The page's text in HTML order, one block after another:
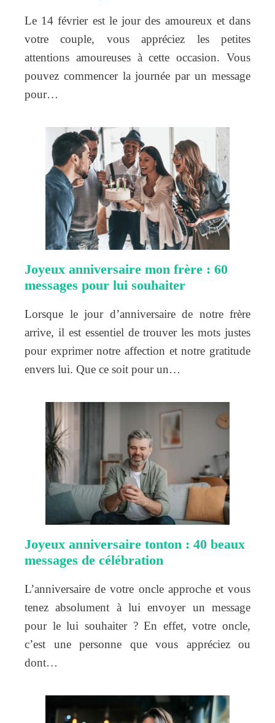
Le 14 février est le jour des amoureux et dans
votre couple, vous appréciez les petites
attentions amoureuses à cette occasion. Vous
pouvez commencer la journée par un message
pour…
Joyeux anniversaire mon frère : 60
messages pour lui souhaiter
Lorsque le jour d’anniversaire de notre frère
arrive, il est essentiel de trouver les mots justes
pour exprimer notre affection et notre gratitude
envers lui. Que ce soit pour un…
Joyeux anniversaire tonton : 40 beaux
messages de célébration
L’anniversaire de votre oncle approche et vous
tenez absolument à lui envoyer un message
pour le lui souhaiter ? En effet, votre oncle,
c’est une personne que vous appréciez ou
dont…